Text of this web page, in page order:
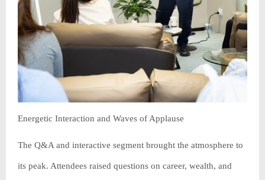
Energetic Interaction and Waves of Applause
The Q&A and interactive segment brought the atmosphere to
its peak. Attendees raised questions on career, wealth, and